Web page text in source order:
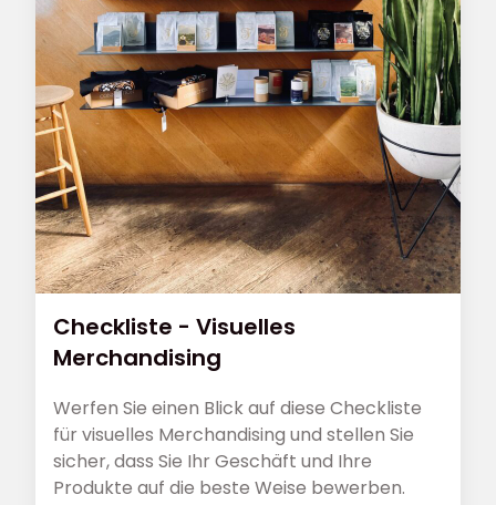
Checkliste - Visuelles
Merchandising
Werfen Sie einen Blick auf diese Checkliste
für visuelles Merchandising und stellen Sie
sicher, dass Sie Ihr Geschäft und Ihre
Produkte auf die beste Weise bewerben.